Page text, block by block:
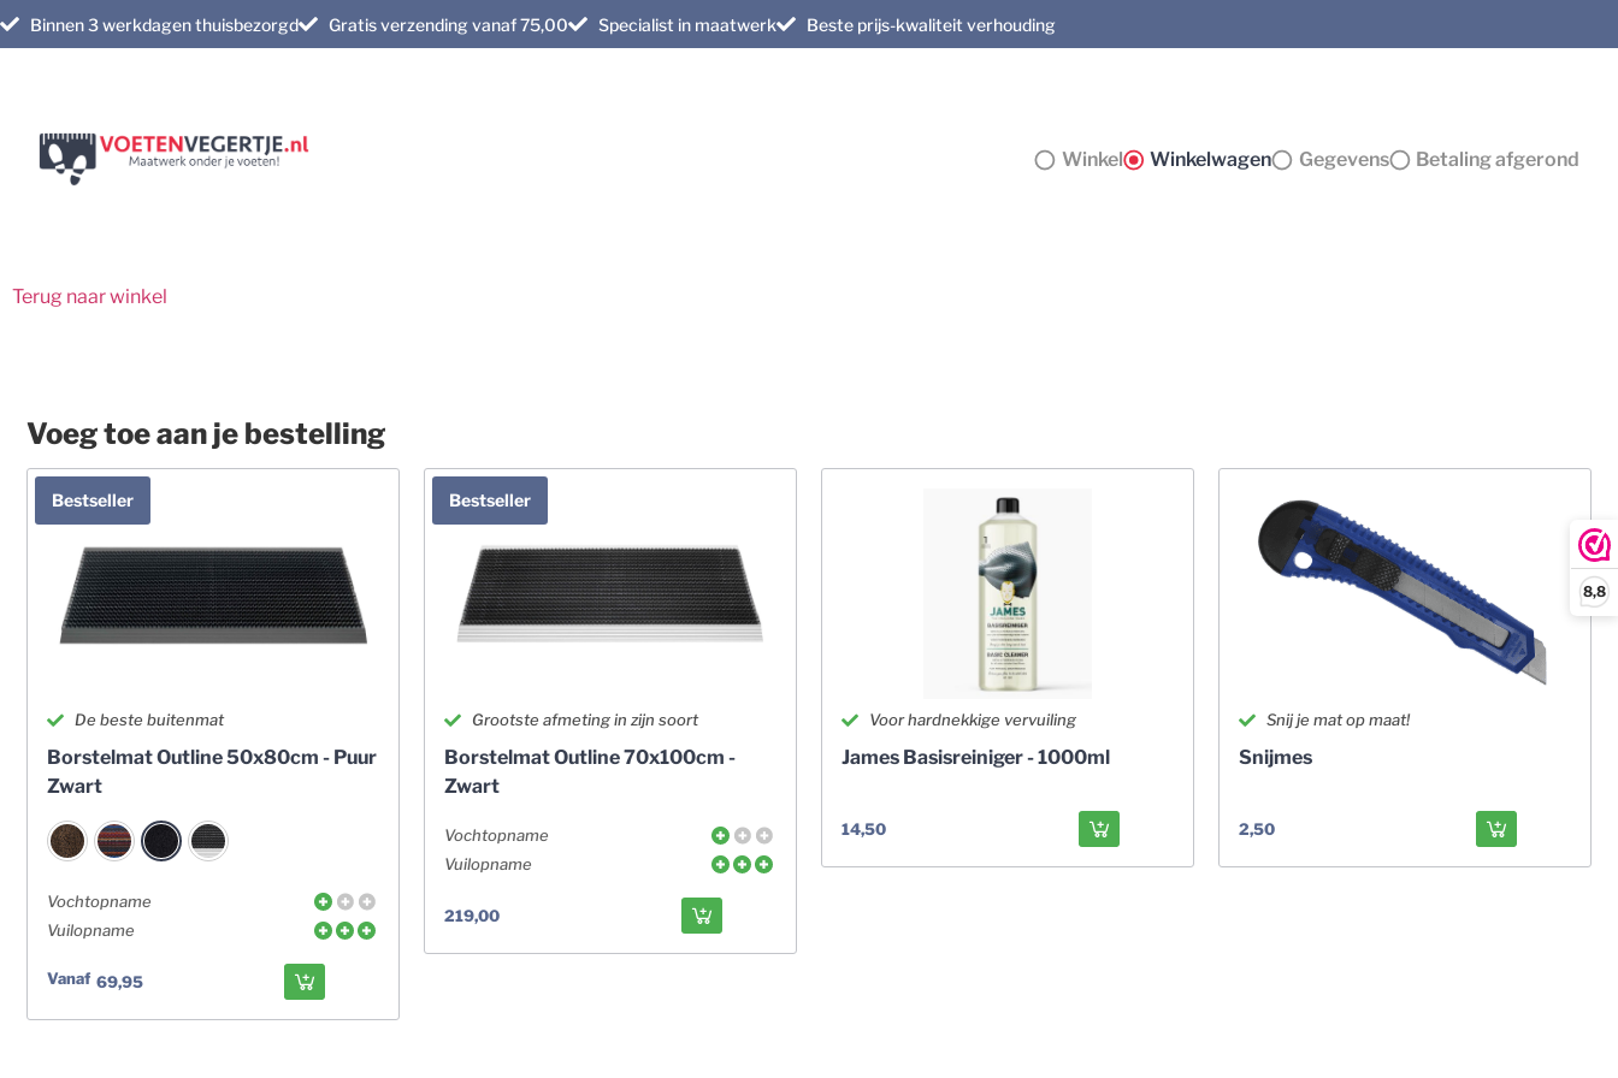
8,8
Binnen 3 werkdagen thuisbezorgd Gratis verzending vanaf 75,00 Specialist in maatwerk Beste prijs-kwaliteit verhouding
Winkel Winkelwagen Gegevens Betaling afgerond
Terug naar winkel
Voeg toe aan je bestelling
Bestseller
De beste buitenmat
Borstelmat Outline 50x80cm - Puur
Zwart
Vochtopname
Vuilopname
Vanaf 69,95
Bestseller
Grootste afmeting in zijn soort
Borstelmat Outline 70x100cm -
Zwart
Vochtopname
Vuilopname
219,00
Voor hardnekkige vervuiling
James Basisreiniger - 1000ml
14,50
Snij je mat op maat!
Snijmes
2,50